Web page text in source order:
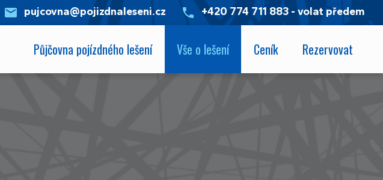
pujcovna@pojizdnaleseni.cz +420 774 711 883 - volat předem
Půjčovna pojízdného lešení Vše o lešení Ceník Rezervovat